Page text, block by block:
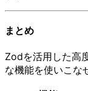
まとめ
Zodを活用した高
な機能を使いこな